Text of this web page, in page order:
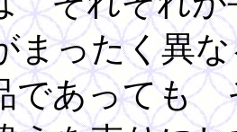
まったく異
であっても